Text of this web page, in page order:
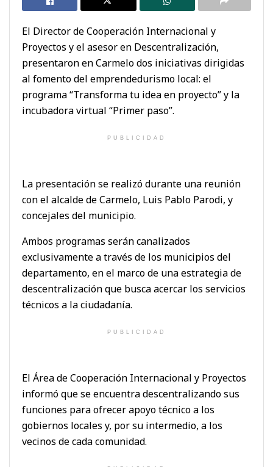
El Director de Cooperación Internacional y
Proyectos y el asesor en Descentralización,
presentaron en Carmelo dos iniciativas dirigidas
al fomento del emprendedurismo local: el
programa “Transforma tu idea en proyecto” y la
incubadora virtual “Primer paso”.
PUBLICIDAD
La presentación se realizó durante una reunión
con el alcalde de Carmelo, Luis Pablo Parodi, y
concejales del municipio.
Ambos programas serán canalizados
exclusivamente a través de los municipios del
departamento, en el marco de una estrategia de
descentralización que busca acercar los servicios
técnicos a la ciudadanía.
PUBLICIDAD
El Área de Cooperación Internacional y Proyectos
informó que se encuentra descentralizando sus
funciones para ofrecer apoyo técnico a los
gobiernos locales y, por su intermedio, a los
vecinos de cada comunidad.